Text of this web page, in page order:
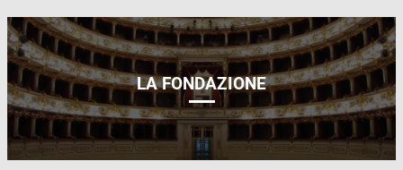
LA FONDAZIONE